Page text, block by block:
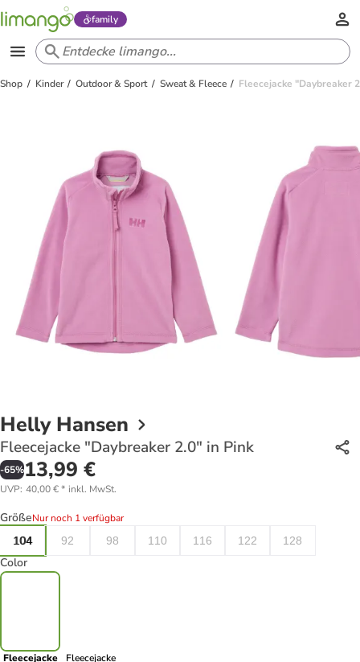
family
Shop Kinder Outdoor & Sport Sweat & Fleece Fleecejacke "Daybreaker
Helly Hansen
Fleecejacke "Daybreaker 2.0" in Pink
-65%13,99 €
UVP: 40,00 €* inkl. MwSt.
GrößeNur noch 1 verfügbar
104
92 98 110 116 122 128
Color
Fleecejacke
Fleecejacke